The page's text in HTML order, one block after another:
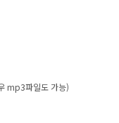
mp3파일도 가능)